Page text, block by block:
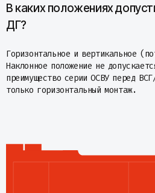
В каких положениях
ДГ?
Горизонтальное и вертикальное
Наклонное положение не
преимущество серии ОСВУ перед
только горизонтальный монтаж.